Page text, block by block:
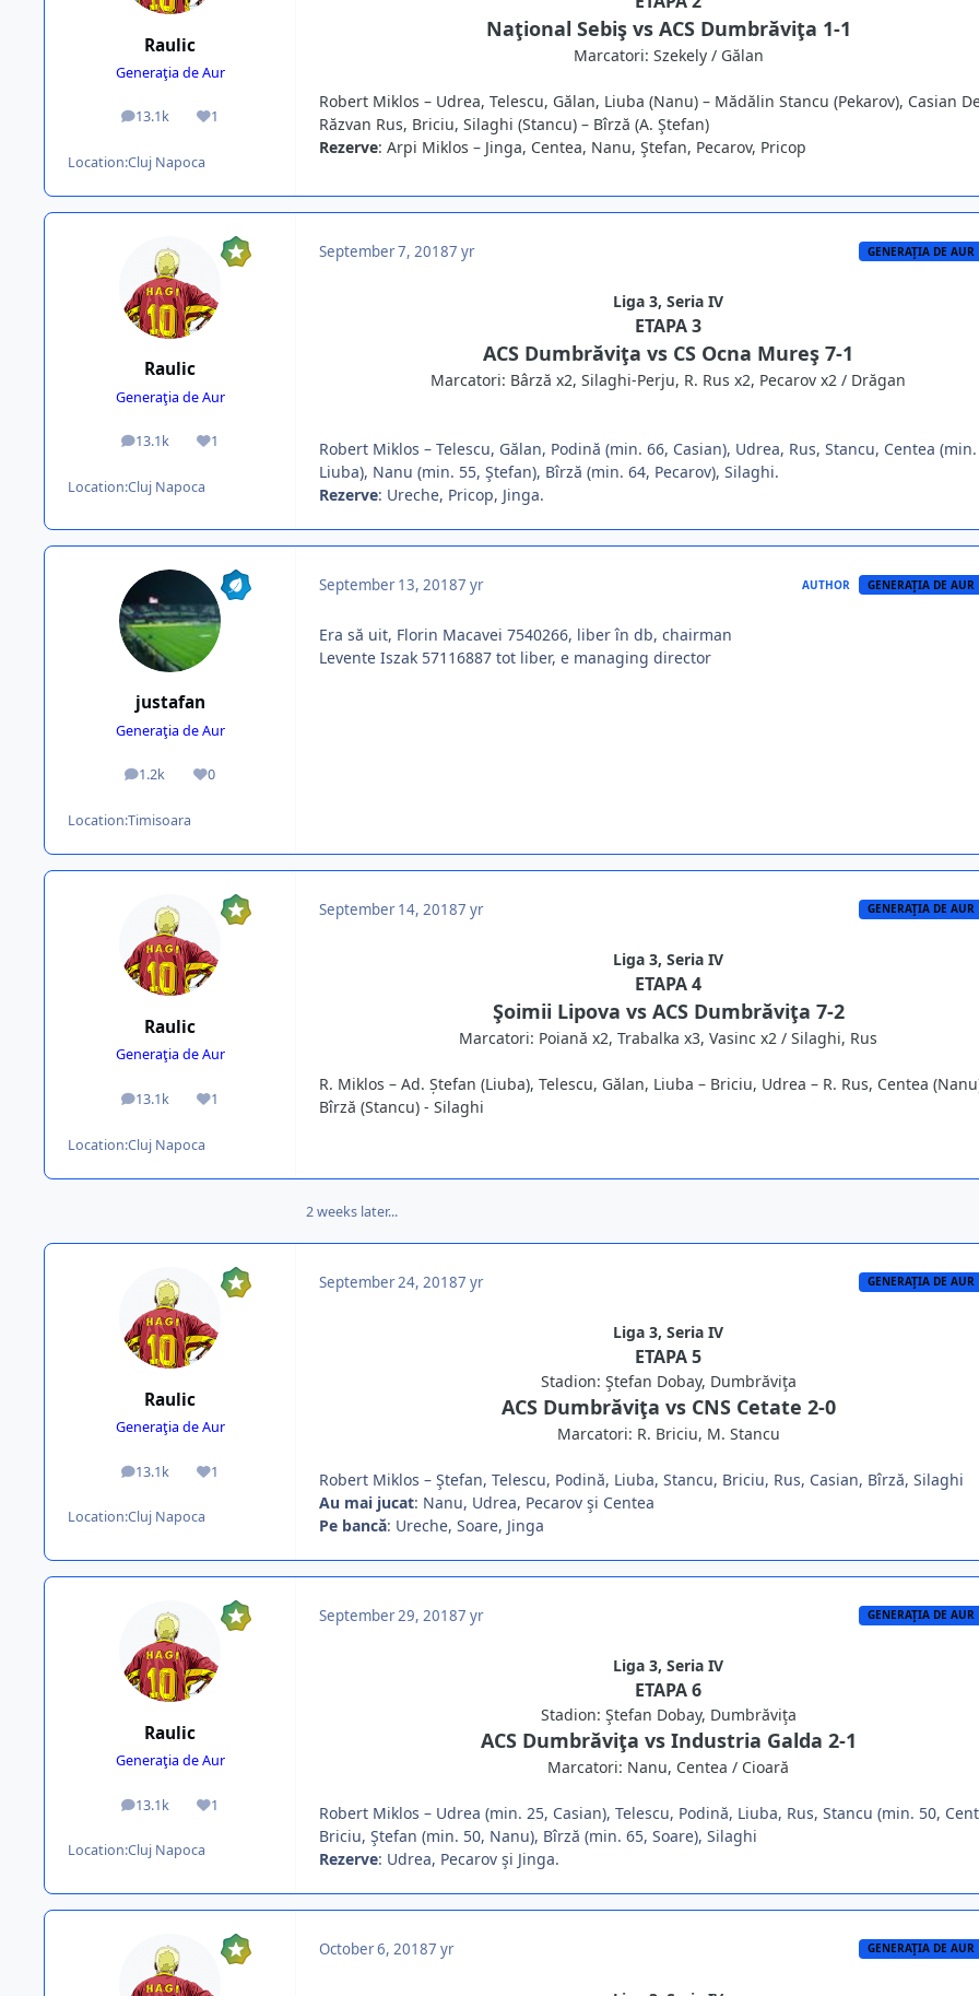
Raulic
Generaţia de Aur
13.1k
posts 1
Reputation
Location:Cluj Napoca
Naţional Sebiş vs ACS Dumbrăviţa 1-1
Marcatori: Szekely / Gălan
Robert Miklos – Udrea, Telescu, Gălan, Liuba (Nanu) – Mădălin Stancu (Pekarov), Casian
Răzvan Rus, Briciu, Silaghi (Stancu) – Bîrză (A. Ştefan)
Rezerve: Arpi Miklos – Jinga, Centea, Nanu, Ştefan, Pecarov, Pricop
Raulic
Generaţia de Aur
13.1k
posts 1
Reputation
Location:Cluj Napoca
September 7, 20187 yr GENERAŢIA DE AUR
Liga 3, Seria IV
ETAPA 3
ACS Dumbrăviţa vs CS Ocna Mureş 7-1
Marcatori: Bârză x2, Silaghi-Perju, R. Rus x2, Pecarov x2 / Drăgan
Robert Miklos – Telescu, Gălan, Podină (min. 66, Casian), Udrea, Rus, Stancu, Centea
Liuba), Nanu (min. 55, Ştefan), Bîrză (min. 64, Pecarov), Silaghi.
Rezerve: Ureche, Pricop, Jinga.
justafan
Generaţia de Aur
1.2k
posts 0
Reputation
Location:Timisoara
September 13, 20187 yr AUTHOR GENERAŢIA DE AUR
Era să uit, Florin Macavei 7540266, liber în db, chairman
Levente Iszak 57116887 tot liber, e managing director
Raulic
Generaţia de Aur
13.1k
posts 1
Reputation
Location:Cluj Napoca
September 14, 20187 yr GENERAŢIA DE AUR
Liga 3, Seria IV
ETAPA 4
Şoimii Lipova vs ACS Dumbrăviţa 7-2
Marcatori: Poiană x2, Trabalka x3, Vasinc x2 / Silaghi, Rus
R. Miklos – Ad. Ștefan (Liuba), Telescu, Gălan, Liuba – Briciu, Udrea – R. Rus, Centea
Bîrză (Stancu) - Silaghi
2 weeks later...
Raulic
Generaţia de Aur
13.1k
posts 1
Reputation
Location:Cluj Napoca
September 24, 20187 yr GENERAŢIA DE AUR
Liga 3, Seria IV
ETAPA 5
Stadion: Ştefan Dobay, Dumbrăviţa
ACS Dumbrăviţa vs CNS Cetate 2-0
Marcatori: R. Briciu, M. Stancu
Robert Miklos – Ştefan, Telescu, Podină, Liuba, Stancu, Briciu, Rus, Casian, Bîrză, Silaghi
Au mai jucat: Nanu, Udrea, Pecarov şi Centea
Pe bancă: Ureche, Soare, Jinga
Raulic
Generaţia de Aur
13.1k
posts 1
Reputation
Location:Cluj Napoca
September 29, 20187 yr GENERAŢIA DE AUR
Liga 3, Seria IV
ETAPA 6
Stadion: Ştefan Dobay, Dumbrăviţa
ACS Dumbrăviţa vs Industria Galda 2-1
Marcatori: Nanu, Centea / Cioară
Robert Miklos – Udrea (min. 25, Casian), Telescu, Podină, Liuba, Rus, Stancu (min. 50,
Briciu, Ştefan (min. 50, Nanu), Bîrză (min. 65, Soare), Silaghi
Rezerve: Udrea, Pecarov şi Jinga.
October 6, 20187 yr GENERAŢIA DE AUR